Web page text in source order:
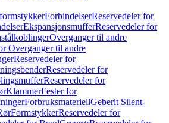
ForbindelserReservedeler for
EkspansjonsmufferReservedeler for
Overganger til andre
Overganger til andre
Reservedeler for
Reservedeler for
Reservedeler for
KlammerFester for
ForbruksmateriellGeberit Silent-
FormstykkerReservedeler for